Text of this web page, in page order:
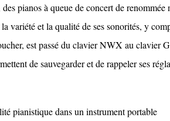
pianos à queue de concert de
variété et la qualité de ses sonorités, y
est passé du clavier NWX au
de sauvegarder et de rappeler ses
pianistique dans un instrument portable